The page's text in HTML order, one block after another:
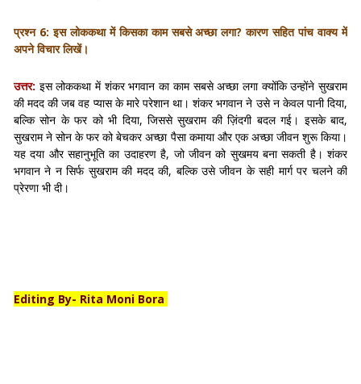
प्रश्न 6: इस लोककथा में किसका काम सबसे अच्छा लगा? कारण सहित पांच वाक्य में
अपने विचार लिखें।
उत्तर: इस लोककथा में शंकर भगवान का काम सबसे अच्छा लगा क्योंकि उन्होंने सुखराम
की मदद की जब वह प्यास के मारे परेशान था। शंकर भगवान ने उसे न केवल पानी दिया,
बल्कि सोन के फर को भी दिया, जिससे सुखराम की ज़िंदगी बदल गई। इसके बाद,
सुखराम ने सोन के फर को बेचकर अच्छा पैसा कमाया और एक अच्छा जीवन शुरू किया।
यह दया और सहानुभूति का उदाहरण है, जो जीवन को सुखमय बना सकती है। शंकर
भगवान ने न सिर्फ सुखराम की मदद की, बल्कि उसे जीवन के सही मार्ग पर चलने की
प्रेरणा भी दी।
Editing By- Rita Moni Bora